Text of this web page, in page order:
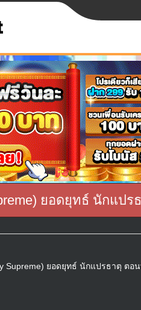
ยอดยุทธ์ นักแป
Supreme) ยอดยุทธ์ นักแปรธาตุ ต